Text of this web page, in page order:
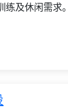
及休闲需求。